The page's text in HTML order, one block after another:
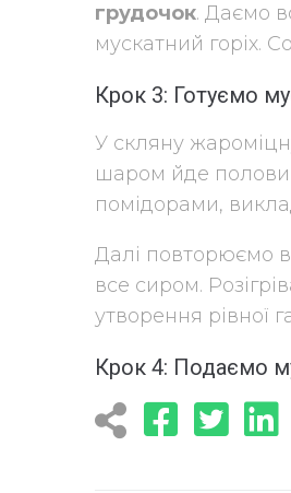
грудочок. Даємо
мускатний горіх.
Крок 3: Готуємо
У скляну
шаром йде
помідорами,
Далі повторюємо
все сиром.
утворення рівної
Крок 4: Подаємо